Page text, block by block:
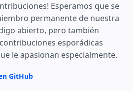
Esperamos que se
permanente de nuestra
abierto, pero también
esporádicas
le apasionan especialmente.
GitHub